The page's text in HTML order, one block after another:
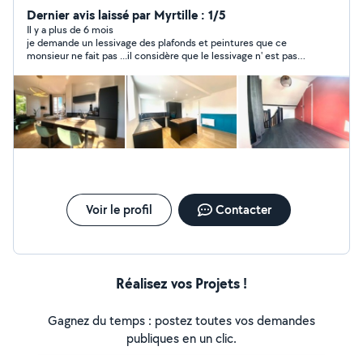
appelle à nono cordialement
Dernier avis laissé par Myrtille : 1/5
Il y a plus de 6 mois
je demande un lessivage des plafonds et peintures que ce
monsieur ne fait pas ...il considère que le lessivage n' est pas
annule le rendez vous au dernier moment pour rectifier son
oubli. se moquer du monde .... ne surtout pas laisser seul sur le
chantier ne fait pas ce que vous lui demandez et vous arnaque
laisse son chantier sans nettoyer les outils et laisse des traces
de peinture sur les murs et sols ..et je suis soit disant
exigeante 400euros pour quelques heures de travail bacle a
Voir le profil Contacter
Réalisez vos Projets !
Gagnez du temps : postez toutes vos demandes
publiques en un clic.